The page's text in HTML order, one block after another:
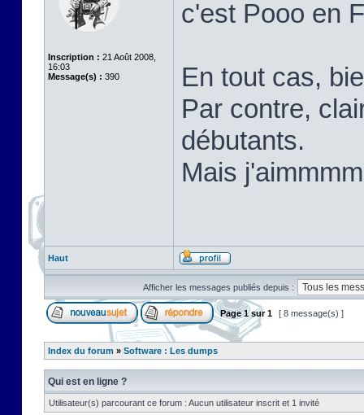
Inscription : 21 Août 2008,
16:03
Message(s) : 390
c'est Pooo en
En tout cas,
Par contre,
débutants.
Mais
Haut
Afficher les messages publiés depuis :
Page1sur1 [ 8 message(s) ]
Index du forum » Software : Les dumps
Qui est en ligne ?
Utilisateur(s) parcourant ce forum : Aucun utilisateur inscrit et 1 invité